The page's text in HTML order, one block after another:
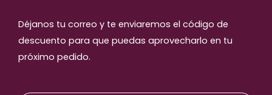
Déjanos tu correo y te enviaremos el código de
descuento para que puedas aprovecharlo en tu
próximo pedido.